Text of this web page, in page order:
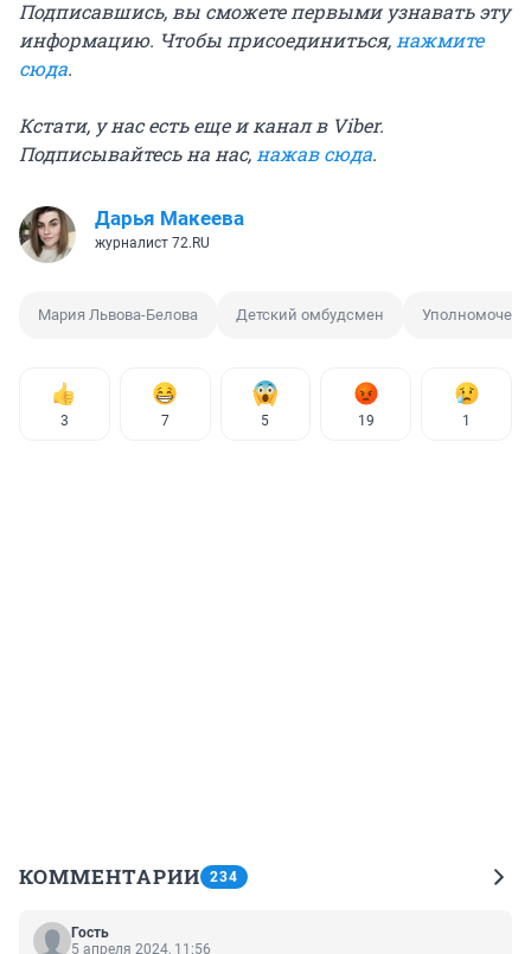
Подписавшись, вы сможете первыми узнавать эту
информацию. Чтобы присоединиться, нажмите
сюда.
Кстати, у нас есть еще и канал в Viber.
Подписывайтесь на нас, нажав сюда.
Дарья Макеева
журналист 72.RU
Мария Львова-Белова Детский омбудсмен
3 7 5 19 1
КОММЕНТАРИИ 234
Гость
5 апреля 2024, 11:56